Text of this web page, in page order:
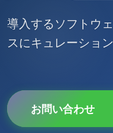
導入するソフトウ
スにキュレーション
お問い合わせ